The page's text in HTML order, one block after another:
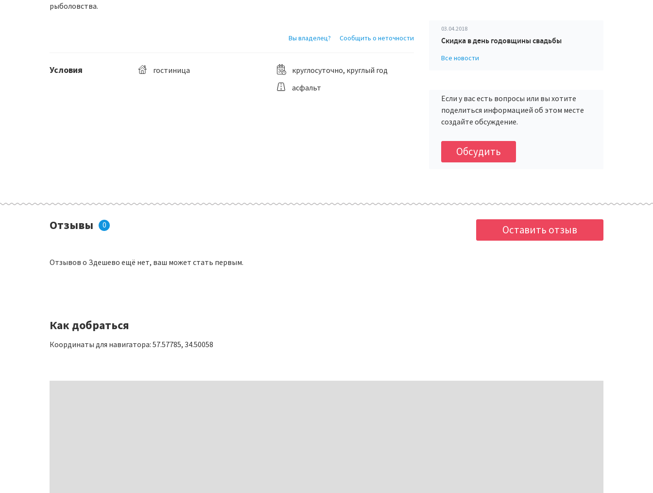
рыболовства.
Вы владелец? Сообщить о неточности
Условия гостиница
круглосуточно, круглый год
асфальт
03.04.2018
Скидка в день годовщины свадьбы
Все новости
Если у вас есть вопросы или вы хотите
поделиться информацией об этом месте
создайте обсуждение.
Обсудить
Отзывы 0
Отзывов о Здешево ещё нет, ваш может стать первым.
Оставить отзыв
Как добраться
Координаты для навигатора: 57.57785, 34.50058